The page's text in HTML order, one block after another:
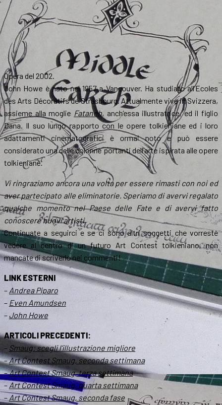
Opera del 2002.
John Howe è nato nel 1957 a Vancouver. Ha studiato all’Ecoles
des Arts Décoratifs de Strasbourg. Attualmente vive in Svizzera,
assieme alla moglie Fataneh, anch’essa illustratrice, ed il figlio
Dana. Il suo lungo rapporto con le opere tolkieniane ed i loro
adattamenti cinematografici è ormai noto e può essere
considerato una delle colonne portanti dell’arte ispirata alle opere
tolkieniane.
Vi ringraziamo ancora una volta per essere rimasti con noi ed
aver partecipato alle eliminatorie. Speriamo di avervi regalato
qualche momento nel Paese delle Fate e di avervi fatto
conoscere nuovi artisti.
Continuate a seguirci e se ci sono altri soggetti che vorreste
vedere al centro di un futuro Art Contest tolkieniano, non
mancate di scriverlo nei commenti!
LINK ESTERNI
– Andrea Piparo
– Even Amundsen
– John Howe
ARTICOLI PRECEDENTI:
– Smaug: scegli l’illustrazione migliore
–Art Contest Smaug, seconda settimana
–Art Contest Smaug, terza settimana
–Art Contest Smaug, quarta settimana
– Art Contest Smaug, seconda fase